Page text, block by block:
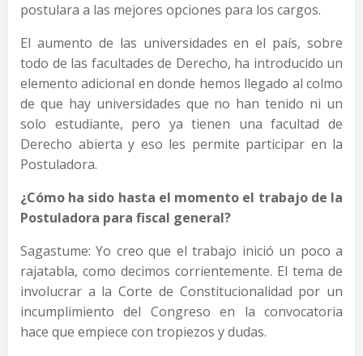
postulara a las mejores opciones para los cargos.
El aumento de las universidades en el país, sobre
todo de las facultades de Derecho, ha introducido un
elemento adicional en donde hemos llegado al colmo
de que hay universidades que no han tenido ni un
solo estudiante, pero ya tienen una facultad de
Derecho abierta y eso les permite participar en la
Postuladora.
¿Cómo ha sido hasta el momento el trabajo de la
Postuladora para fiscal general?
Sagastume: Yo creo que el trabajo inició un poco a
rajatabla, como decimos corrientemente. El tema de
involucrar a la Corte de Constitucionalidad por un
incumplimiento del Congreso en la convocatoria
hace que empiece con tropiezos y dudas.